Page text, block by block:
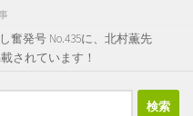
奮発号 No.435に、北村薫先
されています！